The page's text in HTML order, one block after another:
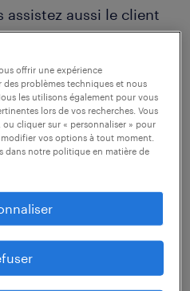
aussi le client
Vous êtes
maintenance des
la mise à jour des
en cas de panne ou
Mais il peut aussi
chantiers importants et
équipe. Tout dépend
des projets. Il
offrir une expérience
problèmes techniques et nous
les utilisons également pour vous
lors de vos recherches. Vous
ou cliquer sur « personnaliser » pour
vos options à tout moment.
dans notre politique en matière de